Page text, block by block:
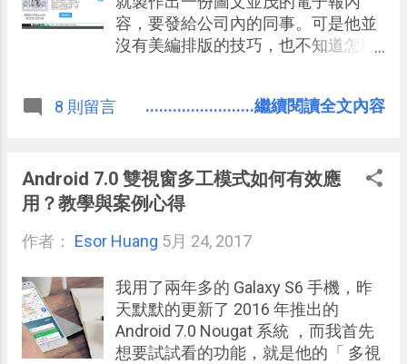
理 」。 有些資料就是「需要他，但是
不想看到他」，「需要他，但是留下
如此，照片當然也可能如此，於是，
個新功能：「相片封存」。
容，要發給公司內的同事。可是他並
沒有美編排版的技巧，也不知道怎麼
內容 呢？ 我自己都是利用「
實也是免費的服務，他是一套完整的
電子報發信系統，不只可以製作排版
信追蹤與名單管理。 但那位朋友覺得
想要快速排版出電子報內容的工具就
好，於是我幫他尋找了一下，找到了
這個今天要介紹的「 BeeFree 」。
8 則留言 ........................繼續閱讀全文內容
Android 7.0 雙視窗多工模式如何有效應
用？教學與案例心得
作者： Esor Huang 5月 24, 2017
我用了兩年多的 Galaxy S6 手機，昨
天默默的更新了 2016 年推出的
Android 7.0 Nougat 系統 ，而我首先
想要試試看的功能，就是他的「 多視